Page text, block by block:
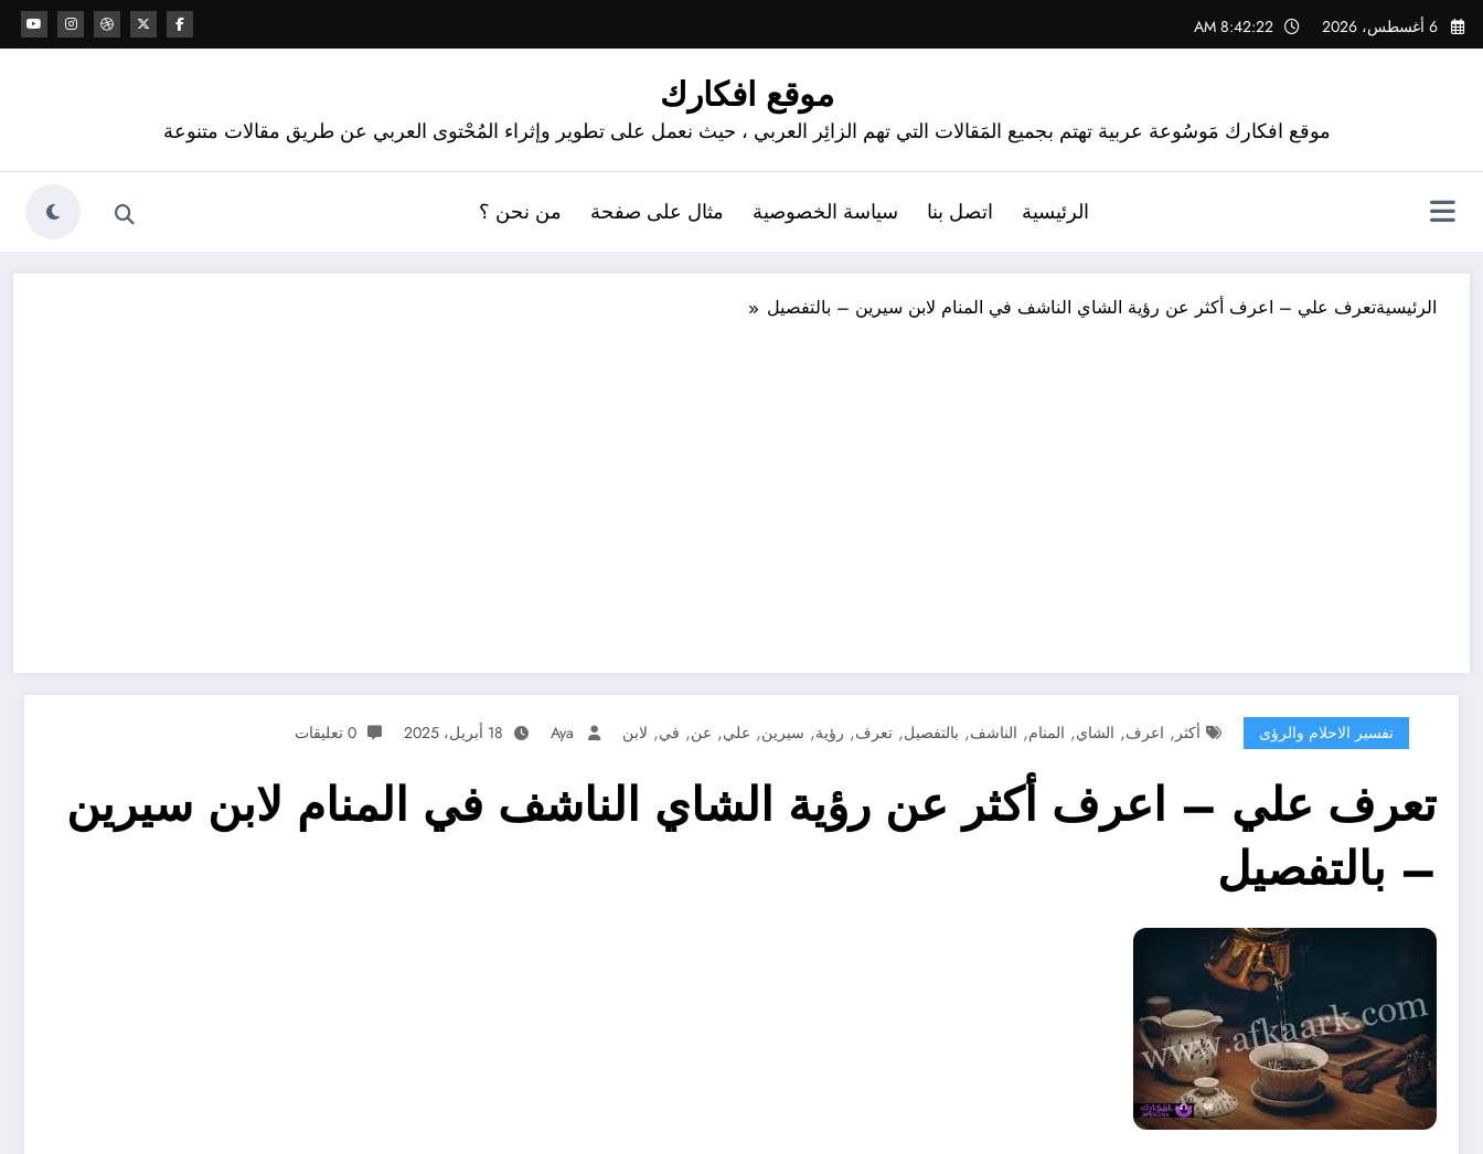
التجاوز
إلى
6 أغسطس، 2026 8:42:23 AM
موقع افكارك
موقع افكارك مَوسُوعة عربية تهتم بجميع المَقالات التي تهم الزائِر العربي ، حيث نعمل على تطوير وإثراء المُحْتوى العربي عن طريق مقالات متنوعة
الرئيسية اتصل بنا سياسة الخصوصية مثال على صفحة من نحن ؟
الرئيسيةتعرف علي – اعرف أكثر عن رؤية الشاي الناشف في المنام لابن سيرين – بالتفصيل
تفسير الاحلام والرؤى أكثر , اعرف, الشاي, المنام, الناشف, بالتفصيل, تعرف, رؤية, سيرين, علي, عن, في, لابن Aya 18 أبريل، 2025 0 تعليقات
تعرف علي – اعرف أكثر عن رؤية الشاي الناشف في المنام لابن سيرين
– بالتفصيل